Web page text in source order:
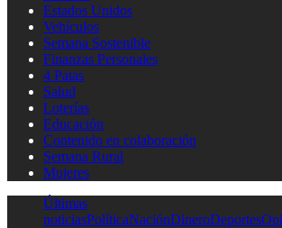
Estados Unidos
Vehículos
Semana Sostenible
Finanzas Personales
4 Patas
Salud
Loterías
Educación
Contenido en colaboración
Semana Rural
Mujeres
Últimas
noticiasPolíticaNaciónDineroDeportes